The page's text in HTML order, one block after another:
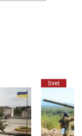
Svet